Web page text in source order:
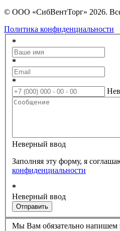
© ООО «СибВентТорг» 2026.
Политика конфиденциальности
*
*
*
Неверный ввод
Заполняя эту форму, я
конфиденциальности
*
Неверный ввод
Отправить
Мы Вам обязательно напишем